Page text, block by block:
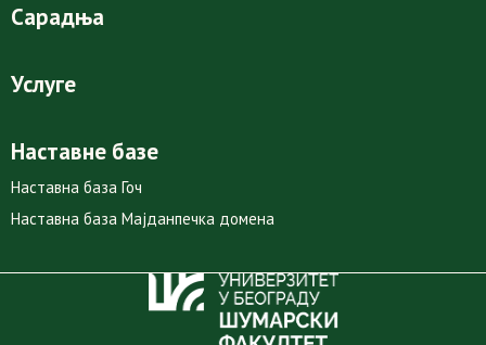
Сарадња
Услуге
Наставне базе
Наставна база Гоч
Наставна база Мајданпечка домена